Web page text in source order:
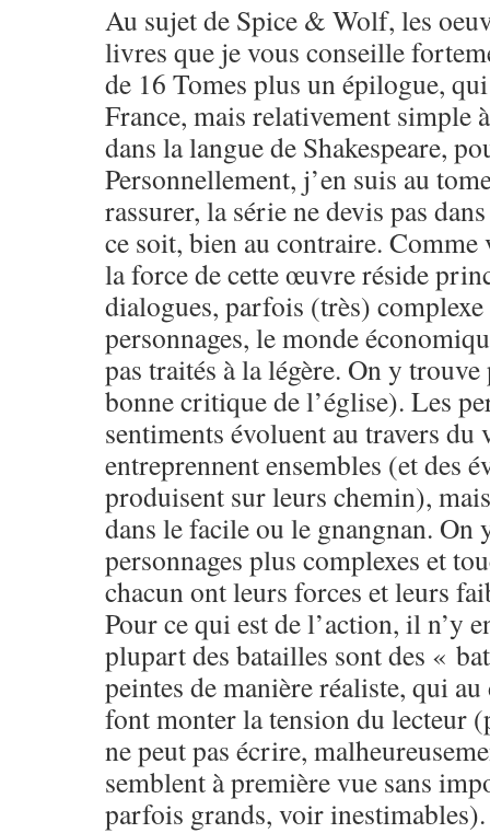
Au sujet de Spice & Wolf, les
livres que je vous conseille
de 16 Tomes plus un épilogue,
France, mais relativement simple
dans la langue de Shakespeare,
Personnellement, j’en suis au
rassurer, la série ne devis pas
ce soit, bien au contraire. Comme
la force de cette œuvre réside
dialogues, parfois (très)
personnages, le monde
pas traités à la légère. On y
bonne critique de l’église). Les
sentiments évoluent au travers du
entreprennent ensembles (et des
produisent sur leurs chemin),
dans le facile ou le gnangnan. On
personnages plus complexes et
chacun ont leurs forces et leurs
Pour ce qui est de l’action, il n’y
plupart des batailles sont des «
peintes de manière réaliste, qui
font monter la tension du lecteur
ne peut pas écrire,
semblent à première vue sans
parfois grands, voir inestimables).